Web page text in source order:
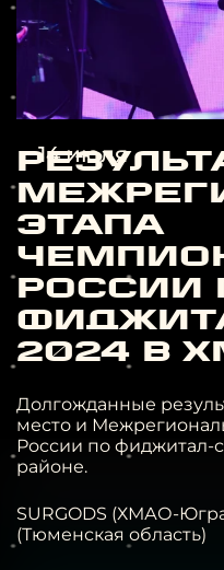
14 июля
этапа
России
2024 в
Долгожданные
место и
России по фиджитал-
районе.
SURGODS (ХМАО-
(Тюменская область)